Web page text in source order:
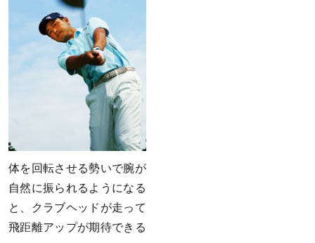
体を回転させる勢いで腕が
自然に振られるようになる
と、クラブヘッドが走って
飛距離アップが期待できる